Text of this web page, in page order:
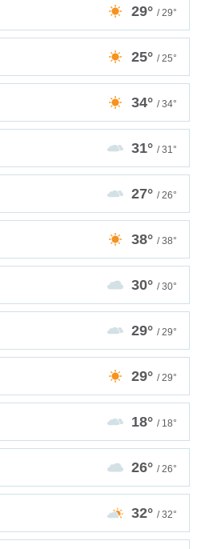
29° / 29°
25° / 25°
34° / 34°
31° / 31°
27° / 26°
38° / 38°
30° / 30°
29° / 29°
29° / 29°
18° / 18°
26° / 26°
32° / 32°